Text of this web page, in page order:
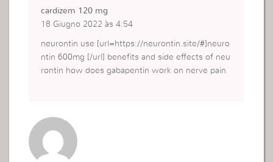
cardizem 120 mg
18 Giugno 2022 às 4:54
neurontin use [url=https://neurontin.site/#]neuro
ntin 600mg [/url] benefits and side effects of neu
rontin how does gabapentin work on nerve pain